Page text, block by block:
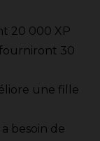
20 000 XP
30
une fille
besoin de